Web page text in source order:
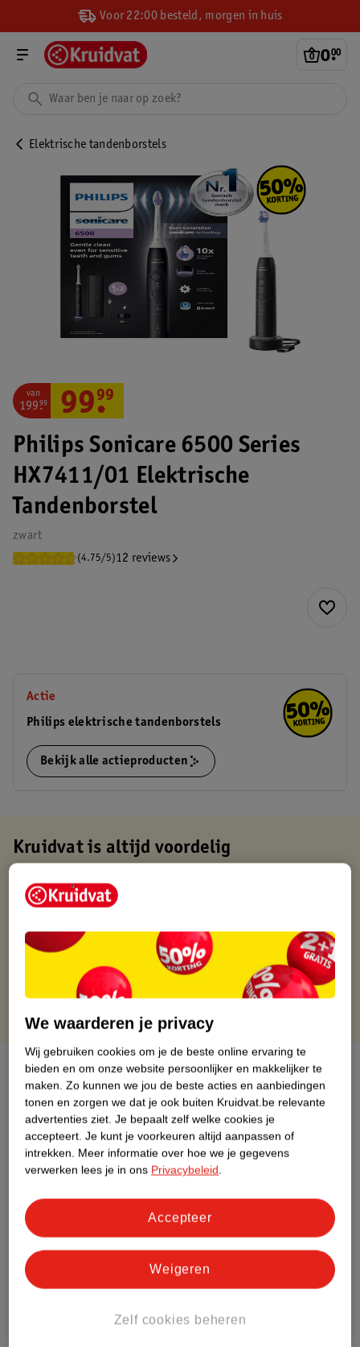
Voor 22:00 besteld, morgen in huis
0.
00
Elektrische tandenborstels
Philips Sonicare 6500 Series
HX7411/01 Elektrische
Tandenborstel
zwart
(4.75/5)12 reviews
van
199.
99 99.
99
Actie
Philips elektrische tandenborstels
Bekijk alle actieproducten
Kruidvat is altijd voordelig
Gratis ophalen in de winkel
Op werkdagen voor 22:00 uur besteld, volgende dag in huis
Gratis retourneren binnen 30 dagen
Gratis punten met je Kruidvat kaart
Over dit product
Productinformatie
Etiketinformatie
Nature Impact Score
Dit product heeft (nog) geen Nature
Impact Score.
Bestel & Bezorginformatie
We waarderen je privacy
Wij gebruiken cookies om je de beste online ervaring te
bieden en om onze website persoonlijker en makkelijker te
maken. Zo kunnen we jou de beste acties en aanbiedingen
tonen en zorgen we dat je ook buiten Kruidvat.be relevante
advertenties ziet. Je bepaalt zelf welke cookies je
accepteert. Je kunt je voorkeuren altijd aanpassen of
intrekken. Meer informatie over hoe we je gegevens
verwerken lees je in ons Privacybeleid.
Zelf cookies beheren
Weigeren
Accepteer